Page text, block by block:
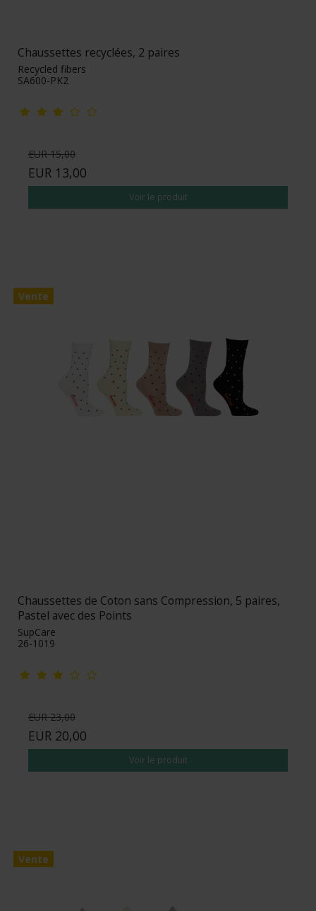
Chaussettes recyclées, 2 paires
Recycled fibers
SA600-PK2
EUR 15,00
EUR 13,00
Voir le produit
Vente
Chaussettes de Coton sans Compression, 5 paires,
Pastel avec des Points
SupCare
26-1019
EUR 23,00
EUR 20,00
Voir le produit
Vente